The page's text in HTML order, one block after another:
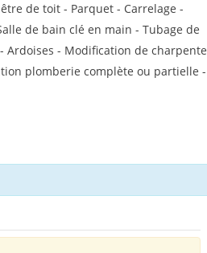
de toit - Parquet - Carrelage -
de bain clé en main - Tubage de
Ardoises - Modification de charpente
plomberie complète ou partielle -